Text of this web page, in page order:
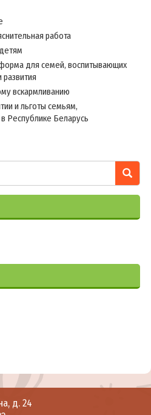
работа
для семей, воспитывающих
вскармливанию
и льготы семьям,
Республике Беларусь
д. 24